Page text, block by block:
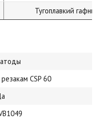
Тугоплавкий
CSP 60